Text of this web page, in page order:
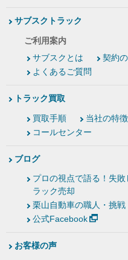
サブスクトラック
ご利用案内
サブスクとは
契約
よくあるご質問
トラック買取
買取手順 当社の特徴
コールセンター
ブログ
プロの視点で語る！失
ラック売却
栗山自動車の職人・挑戦
公式Facebook
お客様の声